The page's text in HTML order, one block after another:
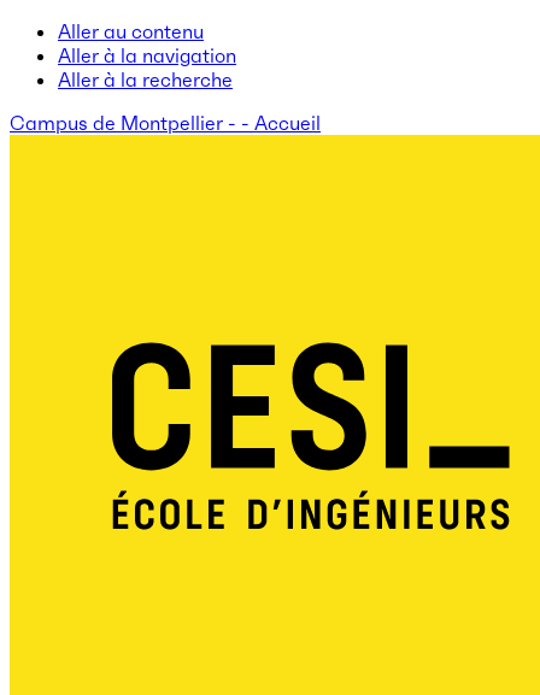
Aller au contenu
Aller à la navigation
Aller à la recherche
Campus de Montpellier - - Accueil